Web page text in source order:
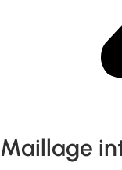
Maillage